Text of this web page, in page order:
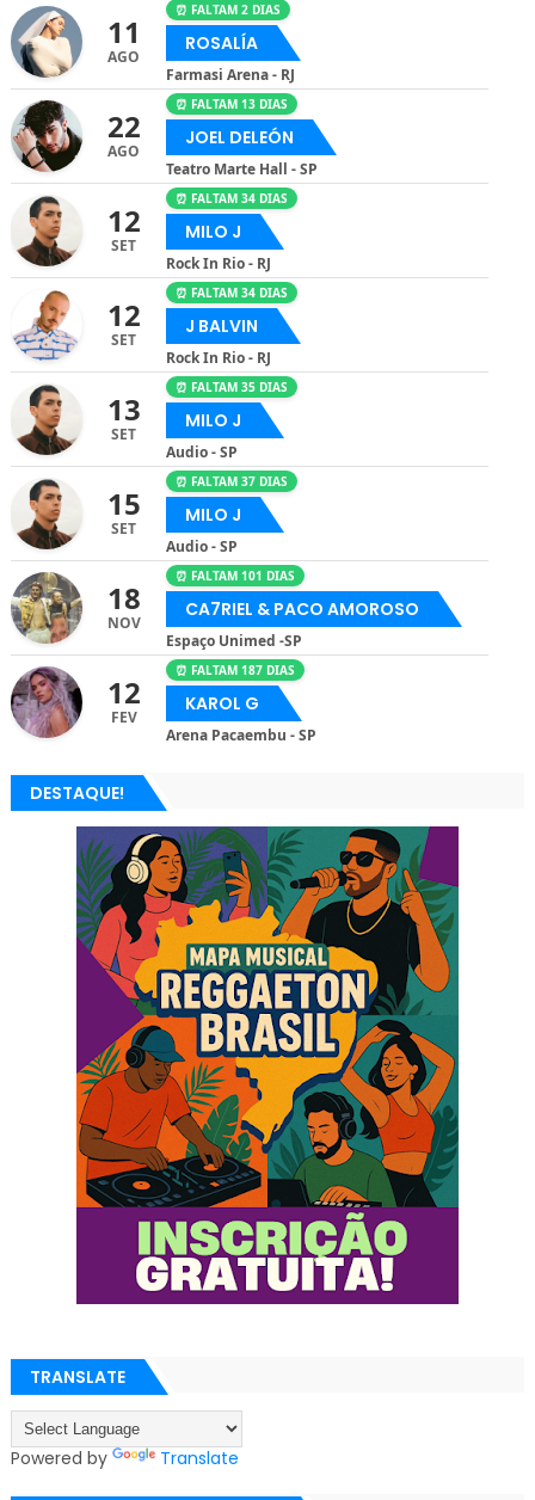
11
AGO
⏰ FALTAM 2 DIAS
ROSALÍA
Farmasi Arena - RJ
22
AGO
⏰ FALTAM 13 DIAS
JOEL DELEÓN
Teatro Marte Hall - SP
12
SET
⏰ FALTAM 34 DIAS
MILO J
Rock In Rio - RJ
12
SET
⏰ FALTAM 34 DIAS
J BALVIN
Rock In Rio - RJ
13
SET
⏰ FALTAM 35 DIAS
MILO J
Audio - SP
15
SET
⏰ FALTAM 37 DIAS
MILO J
Audio - SP
18
NOV
⏰ FALTAM 101 DIAS
CA7RIEL & PACO AMOROSO
Espaço Unimed -SP
12
FEV
⏰ FALTAM 187 DIAS
KAROL G
Arena Pacaembu - SP
DESTAQUE!
TRANSLATE
Powered by Translate